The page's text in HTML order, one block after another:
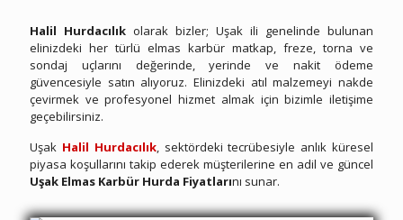
Halil Hurdacılık olarak bizler; Uşak ili genelinde bulunan
elinizdeki her türlü elmas karbür matkap, freze, torna ve
sondaj uçlarını değerinde, yerinde ve nakit ödeme
güvencesiyle satın alıyoruz. Elinizdeki atıl malzemeyi nakde
çevirmek ve profesyonel hizmet almak için bizimle iletişime
geçebilirsiniz.
Uşak Halil Hurdacılık, sektördeki tecrübesiyle anlık küresel
piyasa koşullarını takip ederek müşterilerine en adil ve güncel
Uşak Elmas Karbür Hurda Fiyatlarını sunar.